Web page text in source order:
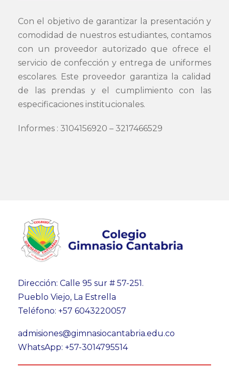
Con el objetivo de garantizar la presentación y
comodidad de nuestros estudiantes, contamos
con un proveedor autorizado que ofrece el
servicio de confección y entrega de uniformes
escolares. Este proveedor garantiza la calidad
de las prendas y el cumplimiento con las
especificaciones institucionales.
Informes : 3104156920 – 3217466529
Dirección: Calle 95 sur # 57-251.
Pueblo Viejo, La Estrella
Teléfono: +57 6043220057
admisiones@gimnasiocantabria.edu.co
WhatsApp: +57-3014795514